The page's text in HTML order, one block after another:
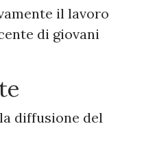
il lavoro
di giovani
diffusione del